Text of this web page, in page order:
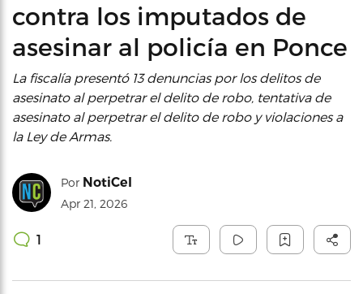
contra los imputados de
asesinar al policía en Ponce
La fiscalía presentó 13 denuncias por los delitos de
asesinato al perpetrar el delito de robo, tentativa de
asesinato al perpetrar el delito de robo y violaciones a
la Ley de Armas.
Por NotiCel
Apr 21, 2026
1